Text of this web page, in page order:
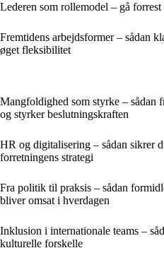
Lederen som rollemodel – gå
Fremtidens arbejdsformer – sådan
øget fleksibilitet
Mangfoldighed som styrke – sådan
og styrker beslutningskraften
HR og digitalisering – sådan sikrer
forretningens strategi
Fra politik til praksis – sådan
bliver omsat i hverdagen
Inklusion i internationale teams –
kulturelle forskelle